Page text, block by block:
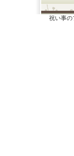
祝い事の